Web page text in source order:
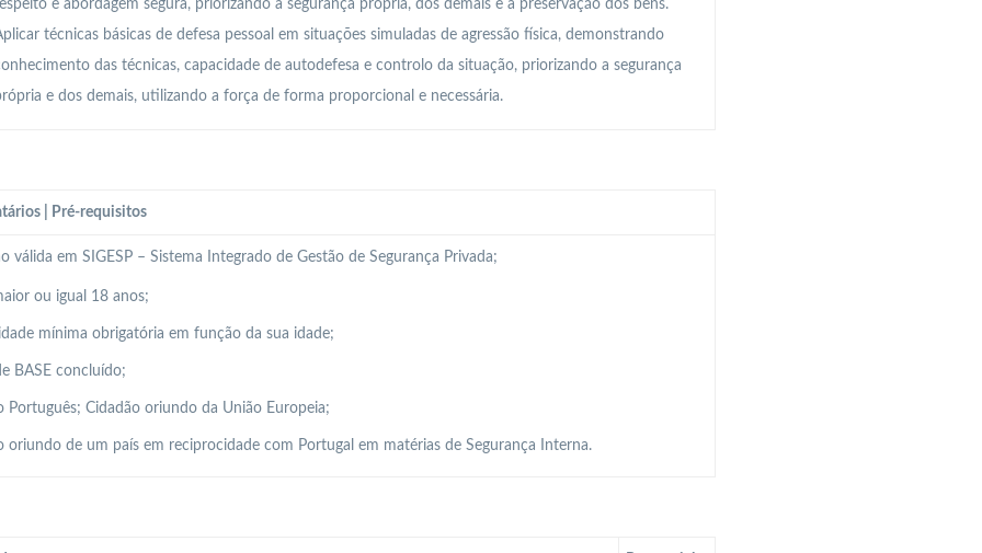
e abordagem segura, priorizando a segurança própria, dos demais e a preservação dos bens.
técnicas básicas de defesa pessoal em situações simuladas de agressão física, demonstrando
das técnicas, capacidade de autodefesa e controlo da situação, priorizando a segurança
e dos demais, utilizando a força de forma proporcional e necessária.
| Pré-requisitos
válida em SIGESP – Sistema Integrado de Gestão de Segurança Privada;
ou igual 18 anos;
mínima obrigatória em função da sua idade;
BASE concluído;
Português; Cidadão oriundo da União Europeia;
oriundo de um país em reciprocidade com Portugal em matérias de Segurança Interna.